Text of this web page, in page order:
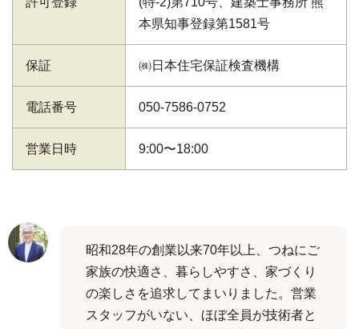
本県知事登録第1581号
保証 ㈱日本住宅保証検査機構
電話番号 050-7586-0752
営業日時 9:00〜18:00
昭和28年の創業以来70年以上、つねにご
家族の快適さ、暮らしやすさ、家づくり
の楽しさを追求してまいりました。営業
スタッフがいない、ほぼ全員が技術者と